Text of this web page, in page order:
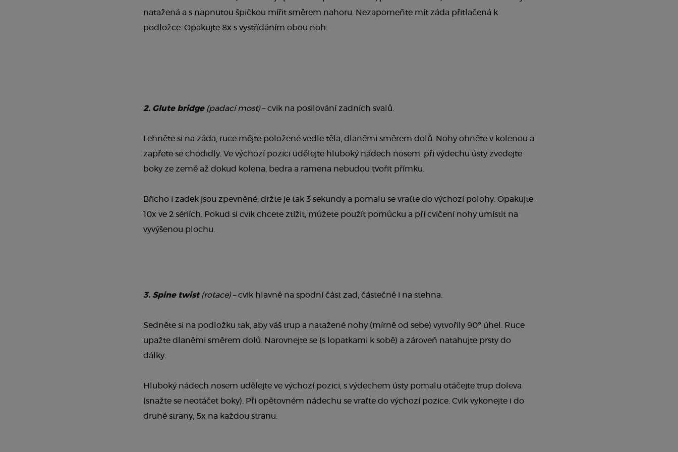
natažená a s napnutou špičkou mířit směrem nahoru. Nezapomeňte mít záda přitlačená k
podložce. Opakujte 8x s vystřídáním obou noh.
2. Glute bridge(padací most)– cvik na posilování zadních svalů.
Lehněte si na záda, ruce mějte položené vedle těla, dlaněmi směrem dolů. Nohy ohněte v kolenou a
zapřete se chodidly. Ve výchozí pozici udělejte hluboký nádech nosem, při výdechu ústy zvedejte
boky ze země až dokud kolena, bedra a ramena nebudou tvořit přímku.
Břicho i zadek jsou zpevněné, držte je tak 3 sekundy a pomalu se vraťte do výchozí polohy. Opakujte
10x ve 2 sériích. Pokud si cvik chcete ztížit, můžete použít pomůcku a při cvičení nohy umístit na
vyvýšenou plochu.
3. Spine twist(rotace)– cvik hlavně na spodní část zad, částečně i na stehna.
Sedněte si na podložku tak, aby váš trup a natažené nohy (mírně od sebe) vytvořily 90° úhel. Ruce
upažte dlaněmi směrem dolů. Narovnejte se (s lopatkami k sobě) a zároveň natahujte prsty do
dálky.
Hluboký nádech nosem udělejte ve výchozí pozici, s výdechem ústy pomalu otáčejte trup doleva
(snažte se neotáčet boky). Při opětovném nádechu se vraťte do výchozí pozice. Cvik vykonejte i do
druhé strany, 5x na každou stranu.